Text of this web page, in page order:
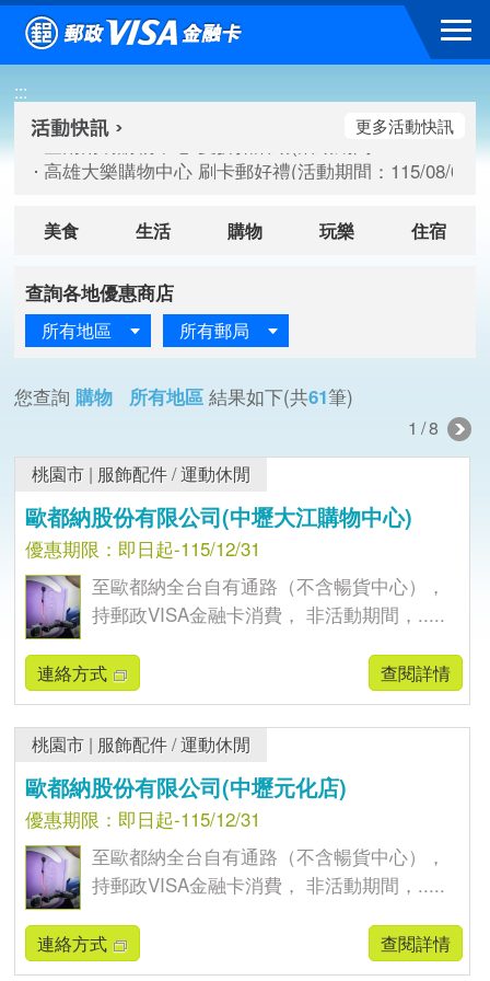
跳到主要內容區塊
:::
臺南南紡購物中心 夏折扣活動(活動期間：115/08/10-
新竹遠東巨城購物中心 2026巨城年中慶夏日BIG好刷(
臺南南紡購物中心 夏折扣活動(活動期間：115/08/10-
高雄大樂購物中心 刷卡郵好禮(活動期間：115/08/07-
更多活動快訊
美食 生活 購物 玩樂 住宿
查詢各地優惠商店
所有地區 所有郵局
您查詢 購物 所有地區 結果如下(共61筆)
1/8
桃園市 | 服飾配件/運動休閒
歐都納股份有限公司(中壢大江購物中心)
優惠期限：即日起-115/12/31
至歐都納全台自有通路（不含暢貨中心），
持郵政VISA金融卡消費， 非活動期間，.....
連絡方式 查閱詳情
桃園市 | 服飾配件/運動休閒
歐都納股份有限公司(中壢元化店)
優惠期限：即日起-115/12/31
至歐都納全台自有通路（不含暢貨中心），
持郵政VISA金融卡消費， 非活動期間，.....
連絡方式 查閱詳情